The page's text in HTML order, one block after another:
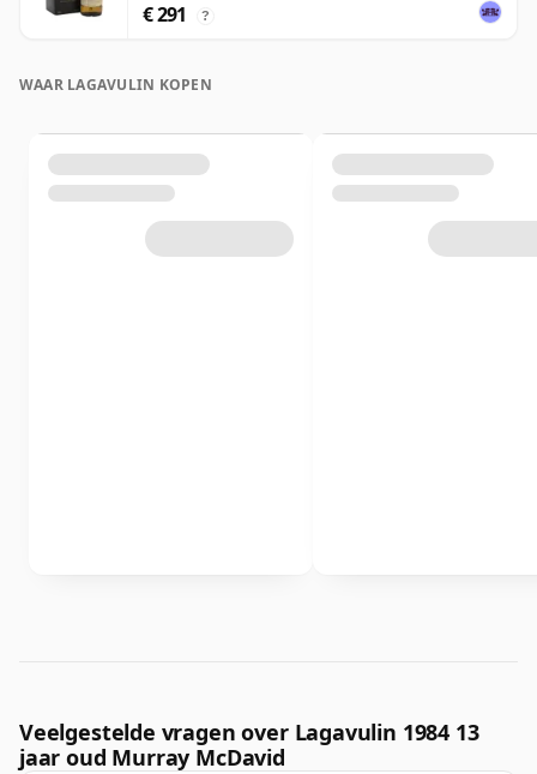
€ 291 ?
WAAR LAGAVULIN KOPEN
Veelgestelde vragen over Lagavulin 1984 13
jaar oud Murray McDavid